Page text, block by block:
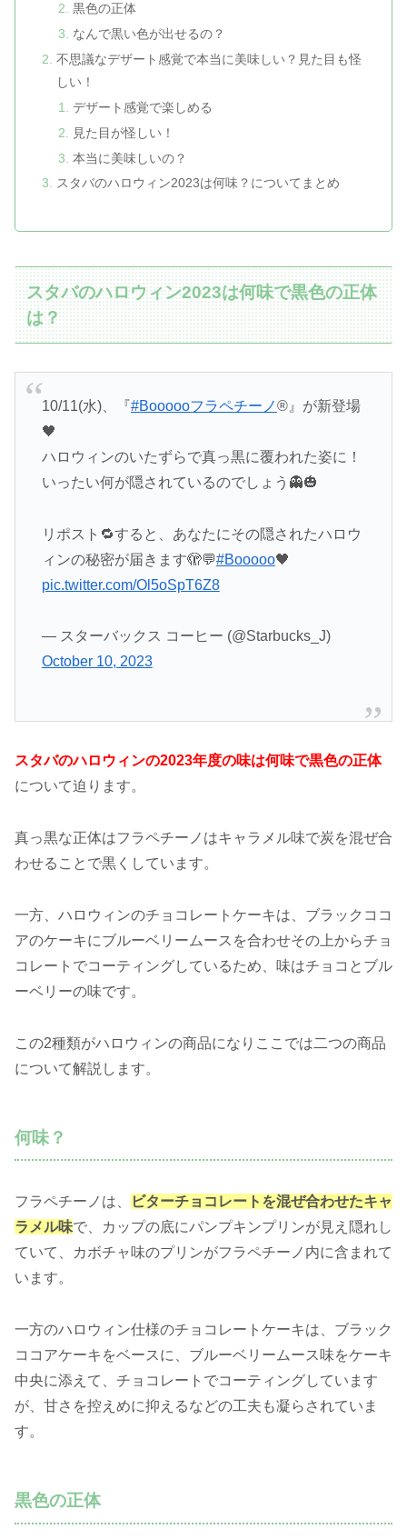
黒色の正体
なんで黒い色が出せるの？
不思議なデザート感覚で本当に美味しい？見た目も怪
しい！
デザート感覚で楽しめる
見た目が怪しい！
本当に美味しいの？
スタバのハロウィン2023は何味？についてまとめ
スタバのハロウィン2023は何味で黒色の正体
は？
10/11(水)、『#Boooooフラペチーノ®』が新登場
🖤
ハロウィンのいたずらで真っ黒に覆われた姿に！
いったい何が隠されているのでしょう👻🎃
リポスト🔁すると、あなたにその隠されたハロウ
ィンの秘密が届きます🫣💬#Booooo🖤
pic.twitter.com/Ol5oSpT6Z8
— スターバックス コーヒー (@Starbucks_J)
October 10, 2023
スタバのハロウィンの2023年度の味は何味で黒色の正体
について迫ります。
真っ黒な正体はフラペチーノはキャラメル味で炭を混ぜ合
わせることで黒くしています。
一方、ハロウィンのチョコレートケーキは、ブラックココ
アのケーキにブルーベリームースを合わせその上からチョ
コレートでコーティングしているため、味はチョコとブル
ーベリーの味です。
この2種類がハロウィンの商品になりここでは二つの商品
について解説します。
何味？
フラペチーノは、
ビターチョコレートを混ぜ合わせたキャ
ラメル味で、カップの底にパンプキンプリンが見え隠れし
ていて、カボチャ味のプリンがフラペチーノ内に含まれて
います。
一方のハロウィン仕様のチョコレートケーキは、ブラック
ココアケーキをベースに、ブルーベリームース味をケーキ
中央に添えて、チョコレートでコーティングしています
が、甘さを控えめに抑えるなどの工夫も凝らされていま
す。
黒色の正体